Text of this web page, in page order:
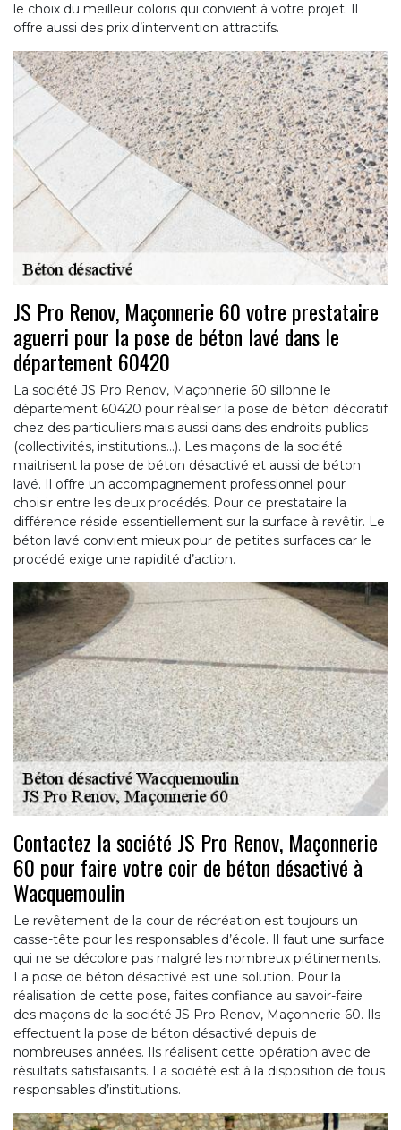
le choix du meilleur coloris qui convient à votre projet. Il
offre aussi des prix d’intervention attractifs.
JS Pro Renov, Maçonnerie 60 votre prestataire
aguerri pour la pose de béton lavé dans le
département 60420
La société JS Pro Renov, Maçonnerie 60 sillonne le
département 60420 pour réaliser la pose de béton décoratif
chez des particuliers mais aussi dans des endroits publics
(collectivités, institutions…). Les maçons de la société
maitrisent la pose de béton désactivé et aussi de béton
lavé. Il offre un accompagnement professionnel pour
choisir entre les deux procédés. Pour ce prestataire la
différence réside essentiellement sur la surface à revêtir. Le
béton lavé convient mieux pour de petites surfaces car le
procédé exige une rapidité d’action.
Contactez la société JS Pro Renov, Maçonnerie
60 pour faire votre coir de béton désactivé à
Wacquemoulin
Le revêtement de la cour de récréation est toujours un
casse-tête pour les responsables d’école. Il faut une surface
qui ne se décolore pas malgré les nombreux piétinements.
La pose de béton désactivé est une solution. Pour la
réalisation de cette pose, faites confiance au savoir-faire
des maçons de la société JS Pro Renov, Maçonnerie 60. Ils
effectuent la pose de béton désactivé depuis de
nombreuses années. Ils réalisent cette opération avec de
résultats satisfaisants. La société est à la disposition de tous
responsables d’institutions.